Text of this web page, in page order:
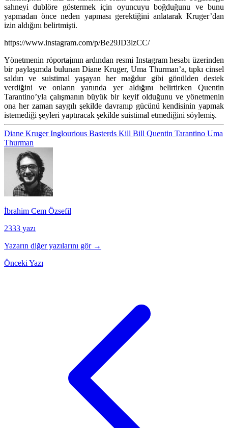
sahneyi dublöre göstermek için oyuncuyu boğduğunu ve bunu
yapmadan önce neden yapması gerektiğini anlatarak Kruger’dan
izin aldığını belirtmişti.
https://www.instagram.com/p/Be29JD3lzCC/
Yönetmenin röportajının ardından resmi Instagram hesabı üzerinden
bir paylaşımda bulunan Diane Kruger, Uma Thurman’a, tıpkı cinsel
saldırı ve suistimal yaşayan her mağdur gibi gönülden destek
verdiğini ve onların yanında yer aldığını belirtirken Quentin
Tarantino’yla çalışmanın büyük bir keyif olduğunu ve yönetmenin
ona her zaman saygılı şekilde davranıp gücünü kendisinin yapmak
istemediği şeyleri yaptıracak şekilde suistimal etmediğini söylemiş.
Diane KrugerInglourious Basterds Kill Bill Quentin Tarantino Uma
Thurman
İbrahim Cem Özsefil
2333 yazı
Yazarın diğer yazılarını gör →
Önceki Yazı